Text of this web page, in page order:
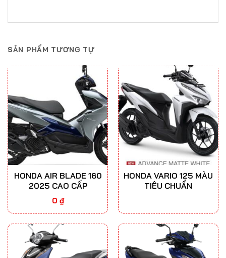
SẢN PHẨM TƯƠNG TỰ
HONDA AIR BLADE 160
2025 CAO CẤP
0 ₫
HONDA VARIO 125 MÀU
TIÊU CHUẨN